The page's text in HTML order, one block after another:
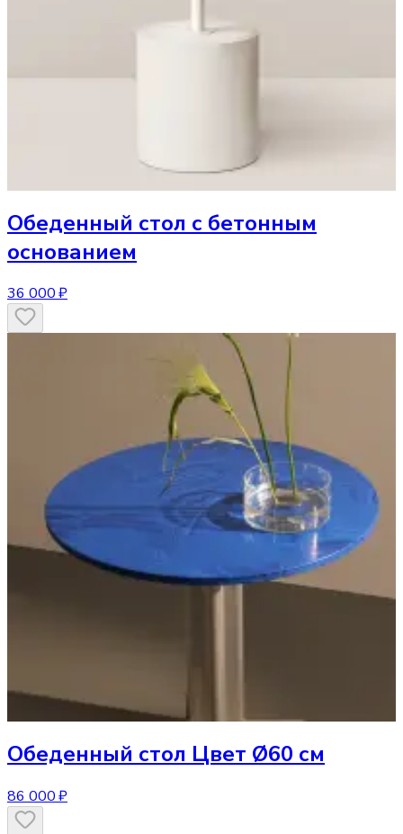
Обеденный стол с бетонным
основанием
36 000 ₽
Обеденный стол Цвет Ø60 см
86 000 ₽